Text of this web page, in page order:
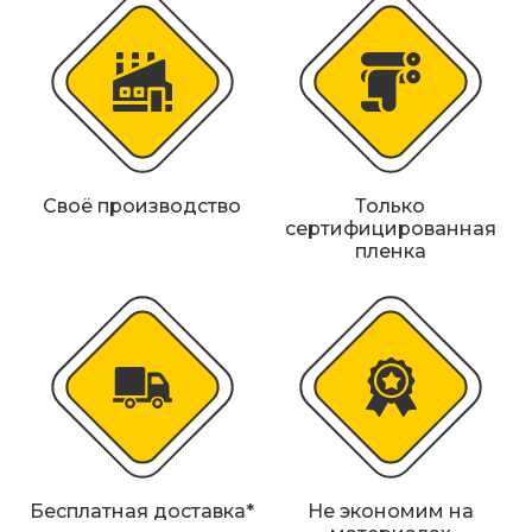
Железнодорожные путевые знаки
Прочее
Своё производство
Только
сертифицированная
пленка
Бесплатная доставка*
Не экономим на